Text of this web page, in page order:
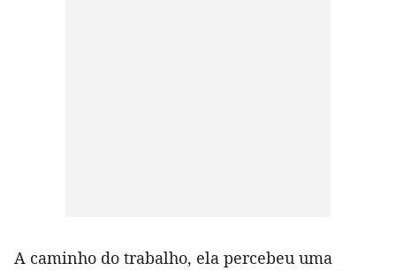
A caminho do trabalho, ela percebeu uma